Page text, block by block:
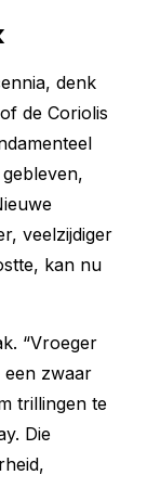
denk
de Coriolis
veelzijdiger
kan nu
“Vroeger
een zwaar
trillingen te
Die